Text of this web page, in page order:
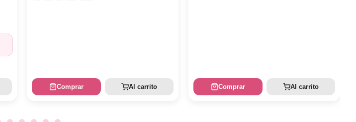
Comprar Al carrito Comprar Al carrito